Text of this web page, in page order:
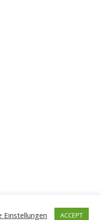
Einstellungen ACCEPT